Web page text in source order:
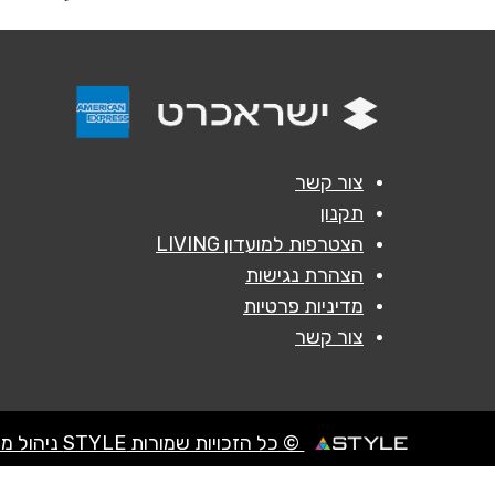
הודעה *
צור קשר
תקנון
הצטרפות למועדון LIVING
הצהרת נגישות
מדיניות פרטיות
צור קשר
© כל הזכויות שמורות STYLE ניהול מועדוני לקוחות